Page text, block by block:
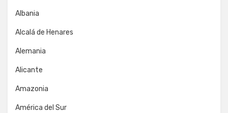
Albania
Alcalá de Henares
Alemania
Alicante
Amazonia
América del Sur